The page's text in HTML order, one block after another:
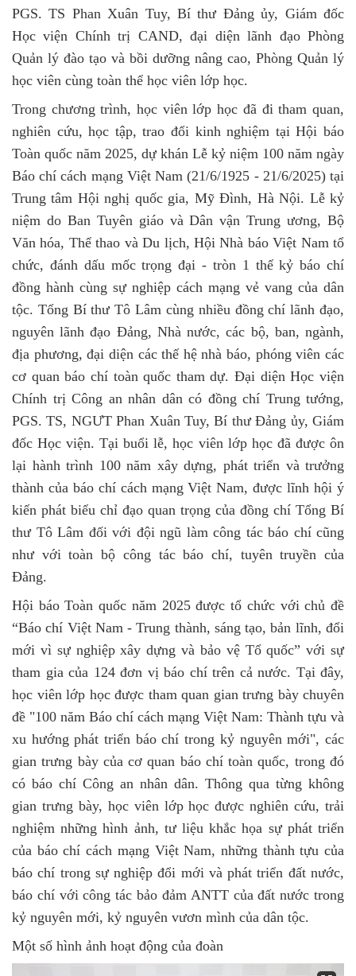
PGS. TS Phan Xuân Tuy, Bí thư Đảng ủy, Giám đốc
Học viện Chính trị CAND, đại diện lãnh đạo Phòng
Quản lý đào tạo và bồi dưỡng nâng cao, Phòng Quản lý
học viên cùng toàn thể học viên lớp học.
Trong chương trình, học viên lớp học đã đi tham quan,
nghiên cứu, học tập, trao đổi kinh nghiệm tại Hội báo
Toàn quốc năm 2025, dự khán Lễ kỷ niệm 100 năm ngày
Báo chí cách mạng Việt Nam (21/6/1925 - 21/6/2025) tại
Trung tâm Hội nghị quốc gia, Mỹ Đình, Hà Nội. Lễ kỷ
niệm do Ban Tuyên giáo và Dân vận Trung ương, Bộ
Văn hóa, Thể thao và Du lịch, Hội Nhà báo Việt Nam tổ
chức, đánh dấu mốc trọng đại - tròn 1 thế kỷ báo chí
đồng hành cùng sự nghiệp cách mạng vẻ vang của dân
tộc. Tổng Bí thư Tô Lâm cùng nhiều đồng chí lãnh đạo,
nguyên lãnh đạo Đảng, Nhà nước, các bộ, ban, ngành,
địa phương, đại diện các thế hệ nhà báo, phóng viên các
cơ quan báo chí toàn quốc tham dự. Đại diện Học viện
Chính trị Công an nhân dân có đồng chí Trung tướng,
PGS. TS, NGƯT Phan Xuân Tuy, Bí thư Đảng ủy, Giám
đốc Học viện. Tại buổi lễ, học viên lớp học đã được ôn
lại hành trình 100 năm xây dựng, phát triển và trưởng
thành của báo chí cách mạng Việt Nam, được lĩnh hội ý
kiến phát biểu chỉ đạo quan trọng của đồng chí Tổng Bí
thư Tô Lâm đối với đội ngũ làm công tác báo chí cũng
như với toàn bộ công tác báo chí, tuyên truyền của
Đảng.
Hội báo Toàn quốc năm 2025 được tổ chức với chủ đề
“Báo chí Việt Nam - Trung thành, sáng tạo, bản lĩnh, đổi
mới vì sự nghiệp xây dựng và bảo vệ Tổ quốc” với sự
tham gia của 124 đơn vị báo chí trên cả nước. Tại đây,
học viên lớp học được tham quan gian trưng bày chuyên
đề "100 năm Báo chí cách mạng Việt Nam: Thành tựu và
xu hướng phát triển báo chí trong kỷ nguyên mới", các
gian trưng bày của cơ quan báo chí toàn quốc, trong đó
có báo chí Công an nhân dân. Thông qua từng không
gian trưng bày, học viên lớp học được nghiên cứu, trải
nghiệm những hình ảnh, tư liệu khắc họa sự phát triển
của báo chí cách mạng Việt Nam, những thành tựu của
báo chí trong sự nghiệp đổi mới và phát triển đất nước,
báo chí với công tác bảo đảm ANTT của đất nước trong
kỷ nguyên mới, kỷ nguyên vươn mình của dân tộc.
Một số hình ảnh hoạt động của đoàn